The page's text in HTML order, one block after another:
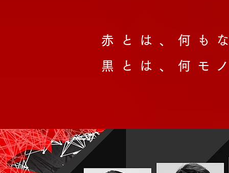
赤とは、何も
黒とは、何モ